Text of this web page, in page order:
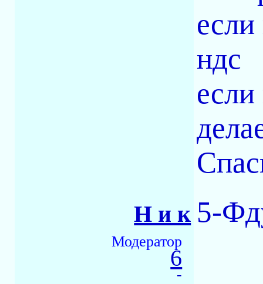
ндс
Н и к
Модератор
6
-
5-